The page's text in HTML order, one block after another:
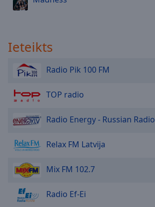
Ieteikts
Radio Pik 100 FM
TOP radio
Radio Energy - Russian Radio
Relax FM Latvija
Mix FM 102.7
Radio Ef-Ei